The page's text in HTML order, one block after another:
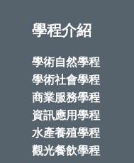
學程介紹
學術自然學程
學術社會學程
商業服務學程
資訊應用學程
水產養殖學程
觀光餐飲學程